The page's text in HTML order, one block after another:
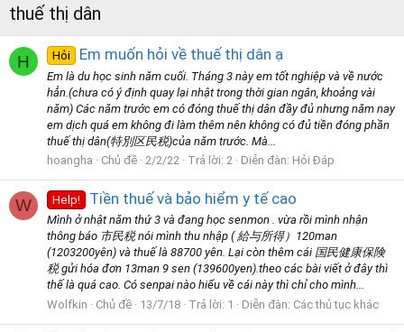
thuế thị dân
H Hỏi Em muốn hỏi về thuế thị dân ạ
Em là du học sinh năm cuối. Tháng 3 này em tốt nghiệp và về nước
hẳn.(chưa có ý định quay lại nhật trong thời gian ngắn, khoảng vài
năm) Các năm trước em có đóng thuế thị dân đầy đủ nhưng năm nay
em dịch quá em không đi làm thêm nên không có đủ tiền đóng phần
thuế thị dân(特別区民税)của năm trước. Mà...
hoangha
Chủ đề 2/2/22 Trả lời: 2 Diễn đàn: Hỏi Đáp
W Help! Tiền thuế và bảo hiểm y tế cao
Mình ở nhật năm thứ 3 và đang học senmon . vừa rồi mình nhận
thông báo 市民税 nói mình thu nhập ( 給与所得）120man
(1203200yên) và thuế là 88700 yên. Lại còn thêm cái 国民健康保険
税 gửi hóa đơn 13man 9 sen (139600yen).theo các bài viết ở đây thì
thế là quá cao. Có senpai nào hiểu về cái này thì chỉ cho mình...
Wolfkin
Chủ đề 13/7/18 Trả lời: 1 Diễn đàn: Các thủ tục khác